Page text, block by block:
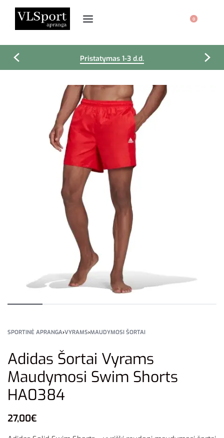
0
Pristatymas 1-3 d.d.
SPORTINĖ APRANGA›VYRAMS›MAUDYMOSI ŠORTAI
Adidas Šortai Vyrams
Maudymosi Swim Shorts
HA0384
27,00€